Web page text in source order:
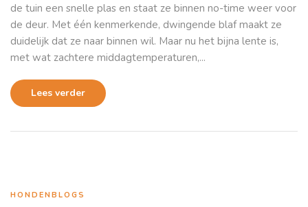
de tuin een snelle plas en staat ze binnen no-time weer voor
de deur. Met één kenmerkende, dwingende blaf maakt ze
duidelijk dat ze naar binnen wil. Maar nu het bijna lente is,
met wat zachtere middagtemperaturen,...
Lees verder
HONDENBLOGS